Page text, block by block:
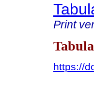
Print
https://